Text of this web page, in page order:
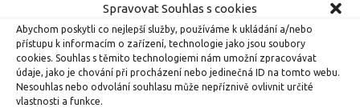
Spravovat Souhlas s cookies
Abychom poskytli co nejlepší služby, používáme k ukládání a/nebo
přístupu k informacím o zařízení, technologie jako jsou soubory
cookies. Souhlas s těmito technologiemi nám umožní zpracovávat
údaje, jako je chování při procházení nebo jedinečná ID na tomto webu.
Nesouhlas nebo odvolání souhlasu může nepříznivě ovlivnit určité
vlastnosti a funkce.
Tělocvična
Projekty školy
Školní e-mail
Žákovská knížka